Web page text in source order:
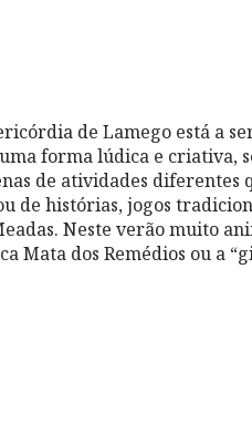
de Lamego está a
forma lúdica e criativa,
de atividades diferentes
de histórias, jogos
Neste verão muito
Mata dos Remédios ou a